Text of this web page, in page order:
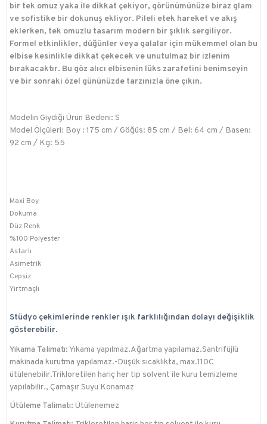
bir tek omuz yaka ile dikkat çekiyor, görünümünüze biraz glam
ve sofistike bir dokunuş ekliyor. Pileli etek hareket ve akış
eklerken, tek omuzlu tasarım modern bir şıklık sergiliyor.
Formel etkinlikler, düğünler veya galalar için mükemmel olan bu
elbise kesinlikle dikkat çekecek ve unutulmaz bir izlenim
bırakacaktır. Bu göz alıcı elbisenin lüks zarafetini benimseyin
ve bir sonraki özel gününüzde tarzınızla öne çıkın.
Modelin Giydiği Ürün Bedeni: S
Model Ölçüleri: Boy : 175 cm / Göğüs: 85 cm / Bel: 64 cm / Basen:
92 cm / Kg: 55
Maxi Boy
Dokuma
Düz Renk
%100 Polyester
Astarlı
Asimetrik
Cepsiz
Yırtmaçlı
Stüdyo çekimlerinde renkler ışık farklılığından dolayı değişiklik
gösterebilir.
Yıkama Talimatı:Yıkama yapılmaz.Ağartma yapılamaz.Santrifüjlü
makinada kurutma yapılamaz.-Düşük sıcaklıkta, max.110C
ütülenebilir.Trikloretilen hariç her tip solvent ile kuru temizleme
yapılabilir., Çamaşır Suyu Konamaz
Ütüleme Talimatı: Ütülenemez